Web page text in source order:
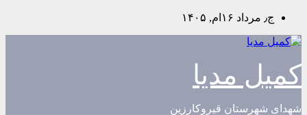
Skip
content
ج٫ مرداد ۱۶ام, ۱۴۰۵
کمیل مدیا
شهدای شهرستان قیروکارزین